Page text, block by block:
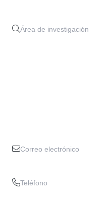
Área de investigación
Correo electrónico
Teléfono